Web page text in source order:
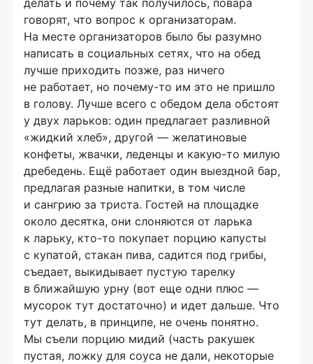
говорят, что вопрос к организаторам.
На месте организаторов было бы разумно
написать в социальных сетях, что на обед
лучше приходить позже, раз ничего
не работает, но почему-то им это не пришло
в голову. Лучше всего с обедом дела обстоят
у двух ларьков: один предлагает разливной
«жидкий хлеб», другой — желатиновые
конфеты, жвачки, леденцы и какую-то милую
дребедень. Ещё работает один выездной бар,
предлагая разные напитки, в том числе
и сангрию за триста. Гостей на площадке
около десятка, они слоняются от ларька
к ларьку, кто-то покупает порцию капусты
с купатой, стакан пива, садится под грибы,
съедает, выкидывает пустую тарелку
в ближайшую урну (вот еще одни плюс —
мусорок тут достаточно) и идет дальше. Что
тут делать, в принципе, не очень понятно.
Мы съели порцию мидий (часть ракушек
пустая, ложку для соуса не дали, некоторые